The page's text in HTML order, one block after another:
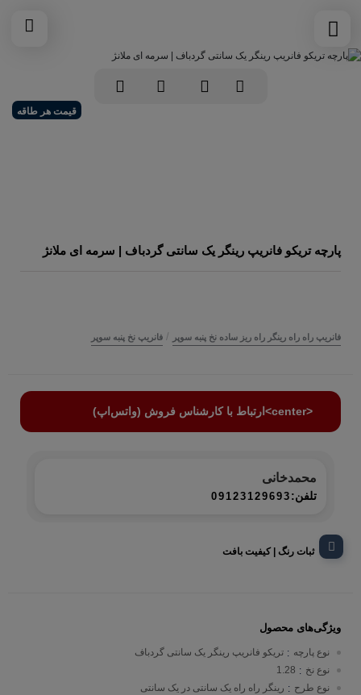
قیمت هر طاقه
پارچه تریکو فانریپ رینگر یک سانتی گردباف | سرمه ای ملانژ
فانریپ راه راه رینگر راه ریز ساده نخ پنبه سوپر / فانریپ نخ پنبه سوپر
<center>ارتباط با کارشناس فروش (واتس‌اپ)
محمدخانی
تلفن: 09123129693
ثبات رنگ | کیفیت بافت
ویژگی‌های محصول
نوع پارچه : تریکو فانریپ رینگر یک سانتی گردباف
نوع نخ :
1.28
نوع طرح : رینگر راه راه یک سانتی در یک سانتی